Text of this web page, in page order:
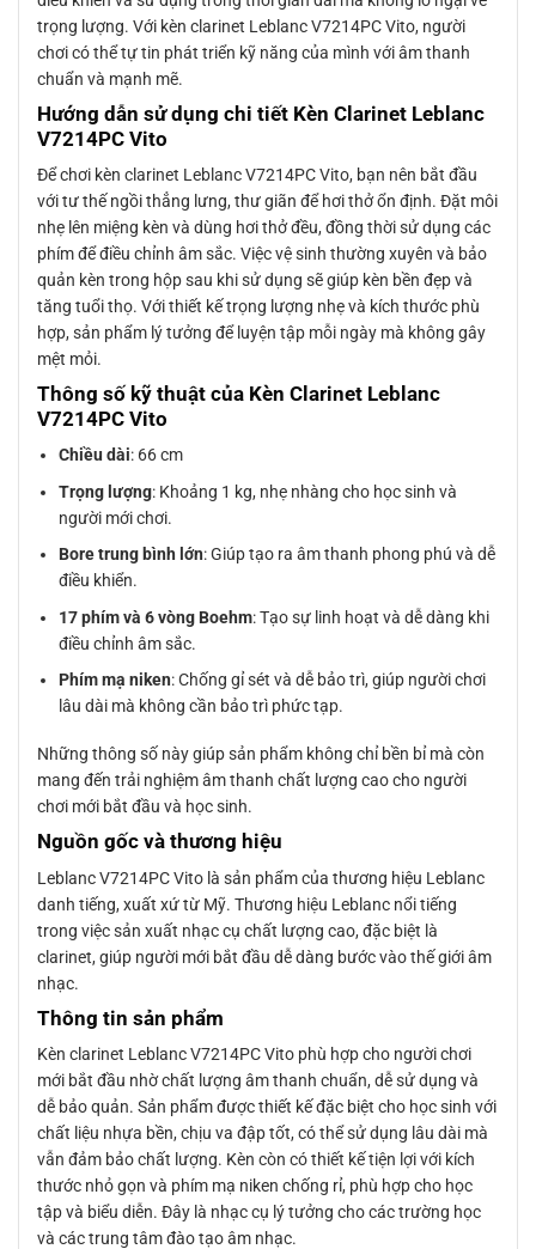
trọng lượng. Với kèn clarinet Leblanc V7214PC Vito, người
chơi có thể tự tin phát triển kỹ năng của mình với âm thanh
chuẩn và mạnh mẽ.
Hướng dẫn sử dụng chi tiết Kèn Clarinet Leblanc
V7214PC Vito
Để chơi kèn clarinet Leblanc V7214PC Vito, bạn nên bắt đầu
với tư thế ngồi thẳng lưng, thư giãn để hơi thở ổn định. Đặt môi
nhẹ lên miệng kèn và dùng hơi thở đều, đồng thời sử dụng các
phím để điều chỉnh âm sắc. Việc vệ sinh thường xuyên và bảo
quản kèn trong hộp sau khi sử dụng sẽ giúp kèn bền đẹp và
tăng tuổi thọ. Với thiết kế trọng lượng nhẹ và kích thước phù
hợp, sản phẩm lý tưởng để luyện tập mỗi ngày mà không gây
mệt mỏi.
Thông số kỹ thuật của Kèn Clarinet Leblanc
V7214PC Vito
Chiều dài: 66 cm
Trọng lượng: Khoảng 1 kg, nhẹ nhàng cho học sinh và
người mới chơi.
Bore trung bình lớn: Giúp tạo ra âm thanh phong phú và dễ
điều khiển.
17 phím và 6 vòng Boehm: Tạo sự linh hoạt và dễ dàng khi
điều chỉnh âm sắc.
Phím mạ niken: Chống gỉ sét và dễ bảo trì, giúp người chơi
lâu dài mà không cần bảo trì phức tạp.
Những thông số này giúp sản phẩm không chỉ bền bỉ mà còn
mang đến trải nghiệm âm thanh chất lượng cao cho người
chơi mới bắt đầu và học sinh.
Nguồn gốc và thương hiệu
Leblanc V7214PC Vito là sản phẩm của thương hiệu Leblanc
danh tiếng, xuất xứ từ Mỹ. Thương hiệu Leblanc nổi tiếng
trong việc sản xuất nhạc cụ chất lượng cao, đặc biệt là
clarinet, giúp người mới bắt đầu dễ dàng bước vào thế giới âm
nhạc.
Thông tin sản phẩm
Kèn clarinet Leblanc V7214PC Vito phù hợp cho người chơi
mới bắt đầu nhờ chất lượng âm thanh chuẩn, dễ sử dụng và
dễ bảo quản. Sản phẩm được thiết kế đặc biệt cho học sinh với
chất liệu nhựa bền, chịu va đập tốt, có thể sử dụng lâu dài mà
vẫn đảm bảo chất lượng. Kèn còn có thiết kế tiện lợi với kích
thước nhỏ gọn và phím mạ niken chống rỉ, phù hợp cho học
tập và biểu diễn. Đây là nhạc cụ lý tưởng cho các trường học
và các trung tâm đào tạo âm nhạc.